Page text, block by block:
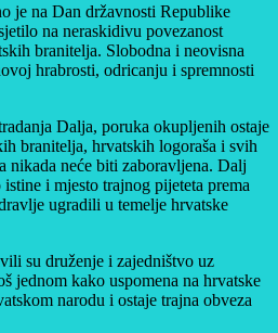
je na Dan državnosti Republike
na neraskidivu povezanost
branitelja. Slobodna i neovisna
hrabrosti, odricanju i spremnosti
Dalja, poruka okupljenih ostaje
branitelja, hrvatskih logoraša i svih
nikada neće biti zaboravljena. Dalj
i mjesto trajnog pijeteta prema
ugradili u temelje hrvatske
su druženje i zajedništvo uz
jednom kako uspomena na hrvatske
narodu i ostaje trajna obveza